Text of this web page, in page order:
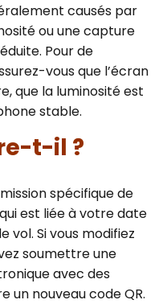
causés par
ou une capture
Pour de
vous que l’écran
que la luminosité est
stable.
t-il ?
spécifique de
est liée à votre date
vol. Si vous modifiez
soumettre une
avec des
un nouveau code QR.